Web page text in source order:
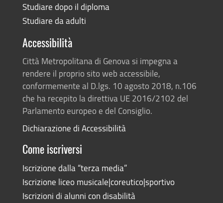
Studiare dopo il diploma
Studiare da adulti
Accessibilità
Città Metropolitana di Genova si impegna a
rendere il proprio sito web accessibile,
conformemente al D.lgs. 10 agosto 2018, n.106
che ha recepito la direttiva UE 2016/2102 del
Parlamento europeo e del Consiglio.
Dichiarazione di Accessibilità
Come iscriversi
Iscrizione dalla “terza media”
Iscrizione liceo musicale|coreutico|sportivo
Iscrizioni di alunni con disabilità